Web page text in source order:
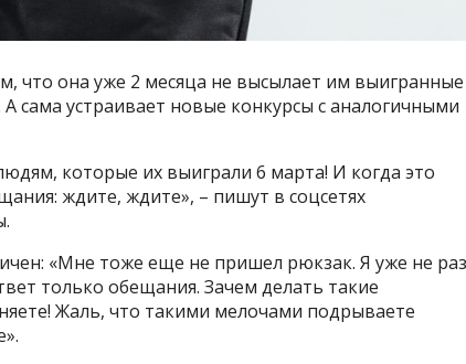
что она уже 2 месяца не высылает им
устраивает новые конкурсы с аналогичными
которые их выиграли 6 марта! И когда это
ждите, ждите», – пишут в соцсетях
«Мне тоже еще не пришел рюкзак. Я уже не раз
только обещания. Зачем делать такие
Жаль, что такими мелочами подрываете